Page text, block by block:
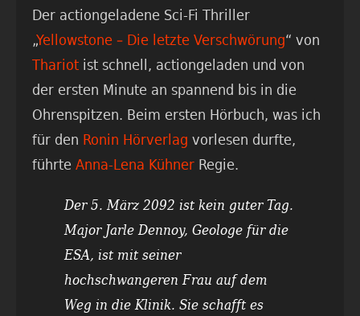
Der actiongeladene Sci-Fi Thriller
„Yellowstone – Die letzte Verschwörung“ von
Thariotist schnell, actiongeladen und von
der ersten Minute an spannend bis in die
Ohrenspitzen. Beim ersten Hörbuch, was ich
für den Ronin Hörverlagvorlesen durfte,
führteAnna-Lena KühnerRegie.
Der 5. März 2092 ist kein guter Tag.
Major Jarle Dennoy, Geologe für die
ESA, ist mit seiner
hochschwangeren Frau auf dem
Weg in die Klinik. Sie schafft es